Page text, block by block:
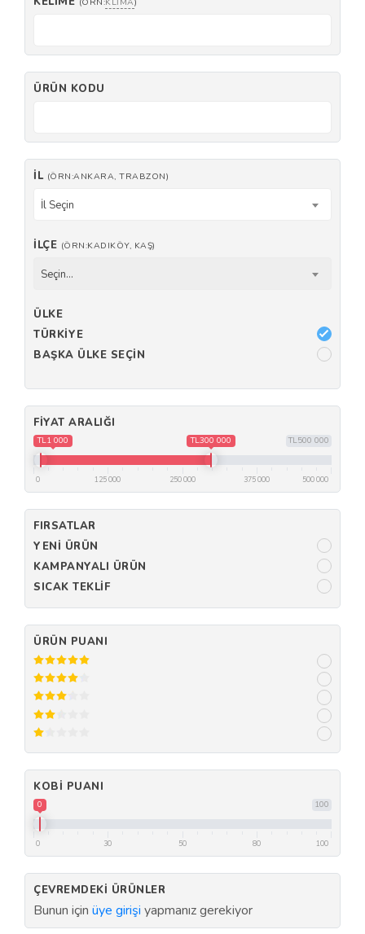
ÜRÜN KODU
İL (ÖRN:ANKARA, TRABZON)
İl Seçin
İLÇE (ÖRN:KADIKÖY, KAŞ)
Seçin...
ÜLKE
TÜRKIYE
BAŞKA ÜLKE SEÇIN
FIYAT ARALIĞI
TL500 000
TL1 000 TL300 000
0 125 000 250 000 375 000 500 000
FIRSATLAR
YENI ÜRÜN
KAMPANYALI ÜRÜN
SICAK TEKLIF
ÜRÜN PUANI
KOBI PUANI
100
0
0 30 50 80 100
ÇEVREMDEKI ÜRÜNLER
Bunun için üye girişi yapmanız gerekiyor